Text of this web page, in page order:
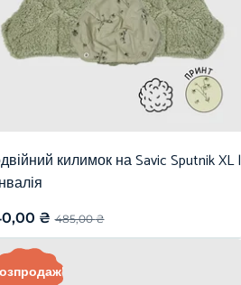
килимок на Savic Sputnik XL |
485,00₴
₴